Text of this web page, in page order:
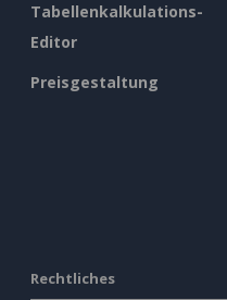
Tabellenkalkulations-
Editor
Preisgestaltung
Rechtliches